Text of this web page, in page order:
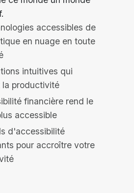
accessibles de
en nuage en toute
intuitives qui
la productivité
financière rend le
accessible
d'accessibilité
pour accroître votre